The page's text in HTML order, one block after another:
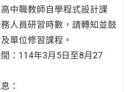
中職教師自學程式設計課
人員研習時數，請轉知並鼓
單位修習課程。
：114年3月5日至8月27
：